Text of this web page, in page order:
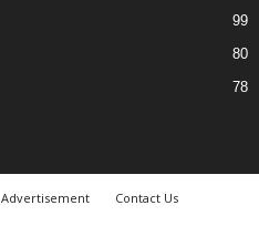
99
80
78
Advertisement
Contact Us